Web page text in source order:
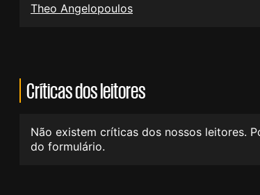
Theo Angelopoulos
Críticas dos leitores
Não existem críticas dos nossos leitores.
do formulário.